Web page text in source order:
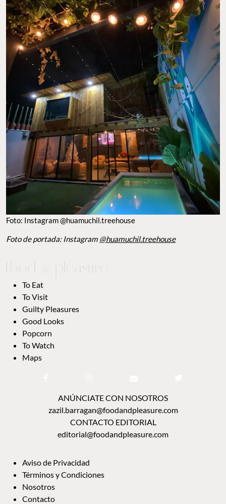
Foto: Instagram @huamuchil.treehouse
Foto de portada: Instagram @huamuchil.treehouse
To Eat
To Visit
Guilty Pleasures
Good Looks
Popcorn
To Watch
Maps
ANÚNCIATE CON NOSOTROS
zazil.barragan@foodandpleasure.com
CONTACTO EDITORIAL
editorial@foodandpleasure.com
Aviso de Privacidad
Términos y Condiciones
Nosotros
Contacto